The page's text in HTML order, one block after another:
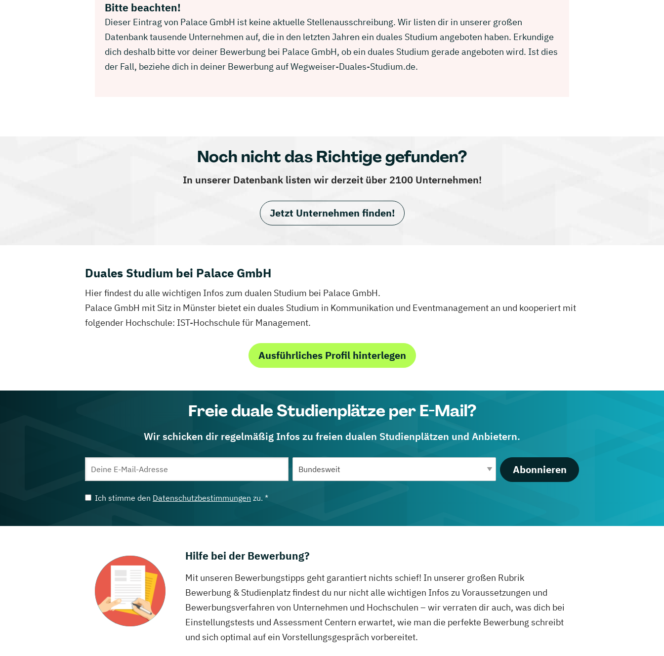
Bitte beachten!
Dieser Eintrag von Palace GmbH ist keine aktuelle Stellenausschreibung. Wir listen dir in unserer großen
Datenbank tausende Unternehmen auf, die in den letzten Jahren ein duales Studium angeboten haben. Erkundige
dich deshalb bitte vor deiner Bewerbung bei Palace GmbH, ob ein duales Studium gerade angeboten wird. Ist dies
der Fall, beziehe dich in deiner Bewerbung auf Wegweiser-Duales-Studium.de.
Noch nicht das Richtige gefunden?
In unserer Datenbank listen wir derzeit über 2100 Unternehmen!
Jetzt Unternehmen finden!
Duales Studium bei Palace GmbH
Hier findest du alle wichtigen Infos zum dualen Studium bei Palace GmbH.
Palace GmbH mit Sitz in Münster bietet ein duales Studium in Kommunikation und Eventmanagement an und kooperiert mit
folgender Hochschule: IST-Hochschule für Management.
Ausführliches Profil hinterlegen
Freie duale Studienplätze per E-Mail?
Wir schicken dir regelmäßig Infos zu freien dualen Studienplätzen und Anbietern.
Abonnieren
Ich stimme den Datenschutzbestimmungen zu. *
Hilfe bei der Bewerbung?
Mit unseren Bewerbungstipps geht garantiert nichts schief! In unserer großen Rubrik
Bewerbung & Studienplatz findest du nur nicht alle wichtigen Infos zu Voraussetzungen und
Bewerbungsverfahren von Unternehmen und Hochschulen – wir verraten dir auch, was dich bei
Einstellungstests und Assessment Centern erwartet, wie man die perfekte Bewerbung schreibt
und sich optimal auf ein Vorstellungsgespräch vorbereitet.